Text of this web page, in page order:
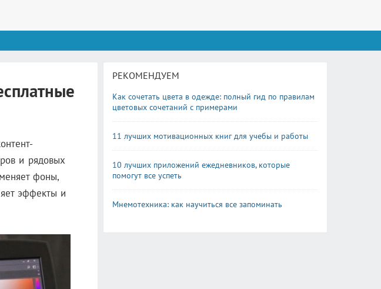
и рядовых
фоны,
эффекты и
РЕКОМЕНДУЕМ
Как сочетать цвета в одежде: полный гид по правилам
цветовых сочетаний с примерами
11 лучших мотивационных книг для учебы и работы
10 лучших приложений ежедневников, которые
помогут все успеть
Мнемотехника: как научиться все запоминать